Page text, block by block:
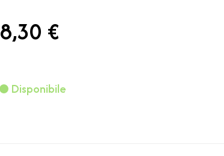
8,30 €
Disponibile